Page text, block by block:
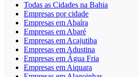
Todas as Cidades na Bahia
Empresas por cidade
Empresas em Abaíra
Empresas em Abaré
Empresas em Acajutiba
Empresas em Adustina
Empresas em Água Fria
Empresas em Aiquara